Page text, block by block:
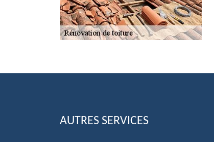
AUTRES SERVICES